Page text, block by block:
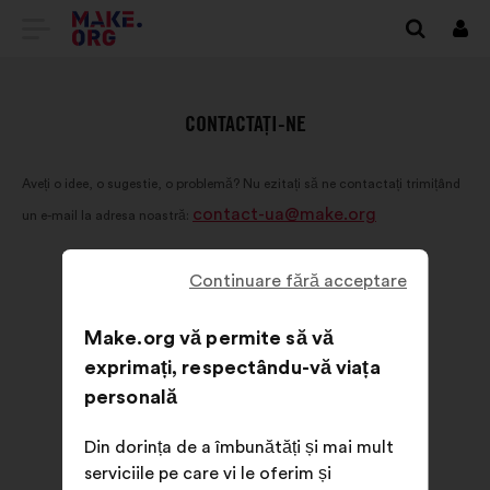
DIRECȚIONARE
A
MAKE.ORG
CONTACTAȚI-NE
Aveți o idee, o sugestie, o problemă? Nu ezitați să ne contactați trimițând
un e-mail la adresa noastră: contact-ua@make.org
Continuare fără acceptare
Make.org vă permite să vă
exprimați, respectându-vă viața
personală
Din dorința de a îmbunătăți și mai mult
serviciile pe care vi le oferim și